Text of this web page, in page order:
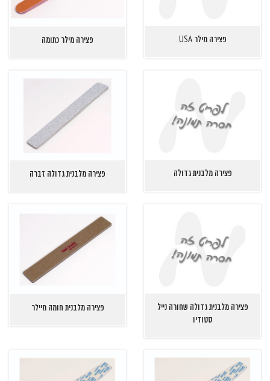
פצירה מילר USA פצירה מילר כתומה
פצירה מלבנית גדולה פצירה מלבנית גדולה זברה
פצירה מלבנית גדולה שחורה נייל
סטודיו
פצירה מלבנית חומה מיילר